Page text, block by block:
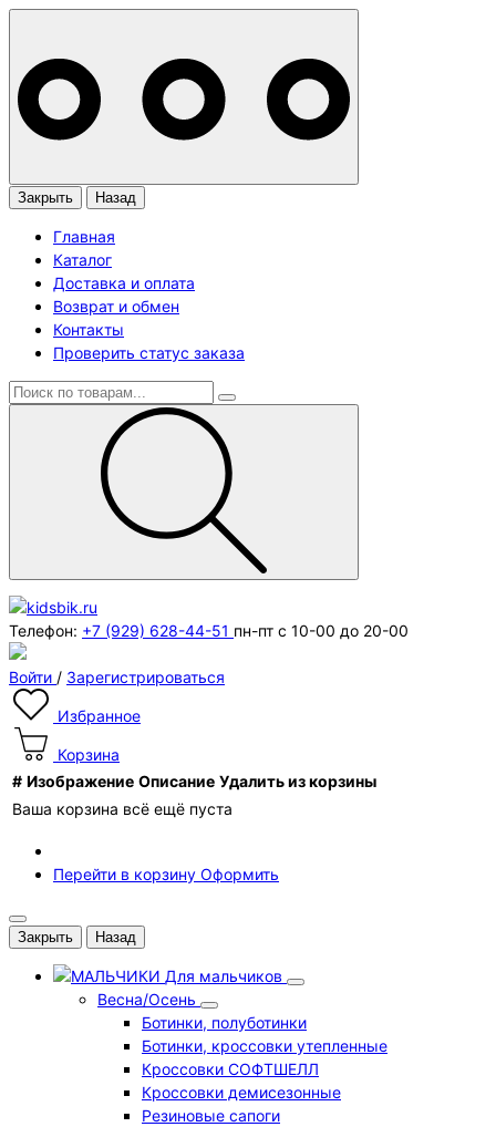
Закрыть Назад
Главная
Каталог
Доставка и оплата
Возврат и обмен
Контакты
Проверить статус заказа
Телефон: +7 (929) 628-44-51 пн-пт с 10-00 до 20-00
Войти / Зарегистрироваться
Избранное
Корзина
# Изображение Описание Удалить из корзины
Ваша корзина всё ещё пуста
Перейти в корзину Оформить
Закрыть Назад
Для мальчиков
Весна/Осень
Ботинки, полуботинки
Ботинки, кроссовки утепленные
Кроссовки СОФТШЕЛЛ
Кроссовки демисезонные
Резиновые сапоги